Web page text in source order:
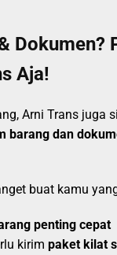
Dokumen?
Aja!
Arni Trans juga
barang dan
buat kamu
penting cepat
kirim paket kilat